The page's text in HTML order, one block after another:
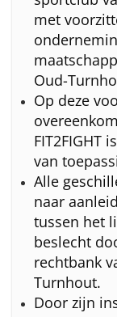
met
Oud-
Op deze
FIT2FIGHT
van
Alle
naar
tussen het
beslecht
rechtbank
Turnhout.
Door zijn